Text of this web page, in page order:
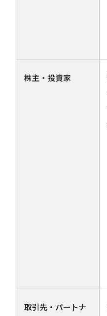
株主・投資家
取引先・パートナ